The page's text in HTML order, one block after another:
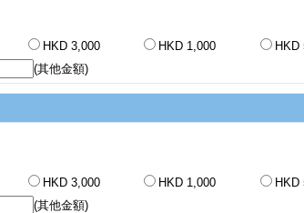
HKD 3,000 HKD 1,000
HKD
(其他金額)
HKD 3,000 HKD 1,000
HKD
(其他金額)